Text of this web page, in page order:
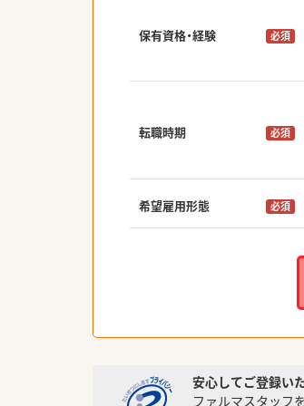
保有資格・経験 必須
転職時期 必須
希望雇用形態 必須
安心してご登録い
ファルマスタッフ